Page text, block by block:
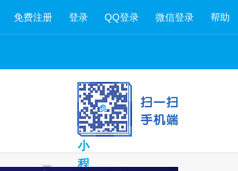
免费注册 登录 QQ登录 微信登录 帮助
扫
一
扫
小
程